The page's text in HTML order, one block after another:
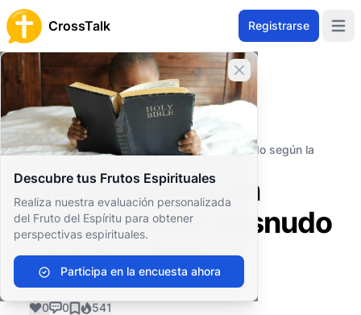
CrossTalk Registrarse
Cerrar banner
Descubre tus Frutos Espirituales
Realiza nuestra evaluación personalizada
del Fruto del Espíritu para obtener
perspectivas espirituales.
Participa en la encuesta ahora
Inicio
Archivo de Preguntas
Cuestiones Morales y Éticas
Ética personal
¿Se considera un pecado estar desnudo según la
¿Se considera un
pecado estar desnudo
según la Biblia?
0 0 541